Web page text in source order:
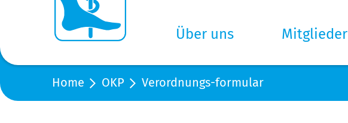
Über uns Mitglieder
Home OKP Verordnungs-formular